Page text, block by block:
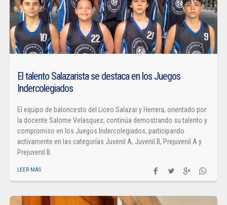
El talento Salazarista se destaca en los Juegos
Indercolegiados
El equipo de baloncesto del Liceo Salazar y Herrera, orientado por
la docente Salome Velasquez, continúa demostrando su talento y
compromiso en los Juegos Indercolegiados, participando
activamente en las categorías Juvenil A, Juvenil B, Prejuvenil A y
Prejuvenil B.
LEER MÁS